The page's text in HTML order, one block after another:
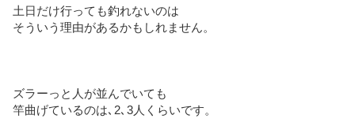
土日だけ行っても釣れないのは
そういう理由があるかもしれません。
ズラーっと人が並んでいても
竿曲げているのは､2､3人くらいです。